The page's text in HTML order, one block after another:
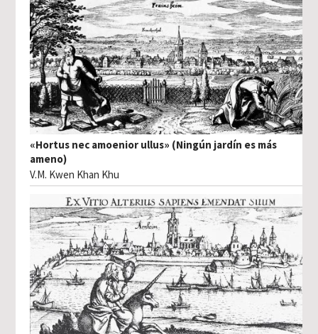
«Hortus nec amoenior ullus» (Ningún jardín es más
ameno)
V.M. Kwen Khan Khu